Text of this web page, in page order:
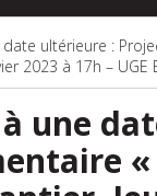
ultérieure :
2023 à 17h –
une